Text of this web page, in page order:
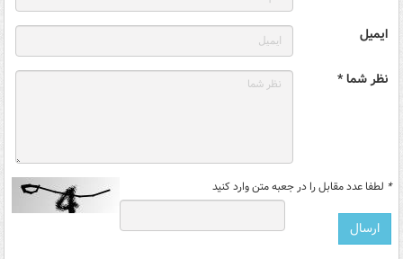
ایمیل
نظر شما *
* لطفا عدد مقابل را در جعبه متن وارد کنید